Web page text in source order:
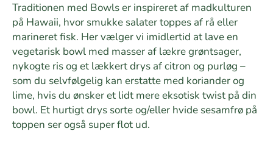
Traditionen med Bowls er inspireret af madkulturen
på Hawaii, hvor smukke salater toppes af rå eller
marineret fisk. Her vælger vi imidlertid at lave en
vegetarisk bowl med masser af lækre grøntsager,
nykogte ris og et lækkert drys af citron og purløg –
som du selvfølgelig kan erstatte med koriander og
lime, hvis du ønsker et lidt mere eksotisk twist på din
bowl. Et hurtigt drys sorte og/eller hvide sesamfrø på
toppen ser også super flot ud.